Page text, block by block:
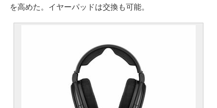
を高めた。イヤーパッドは交換も可能。